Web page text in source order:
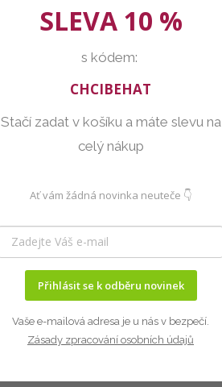
SLEVA 10 %
s kódem:
CHCIBEHAT
Stačí zadat v košíku a máte slevu na
celý nákup
Ať vám žádná novinka neuteče 👇
Přihlásit se k odběru novinek
Vaše e-mailová adresa je u nás v bezpečí.
Zásady zpracování osobních údajů